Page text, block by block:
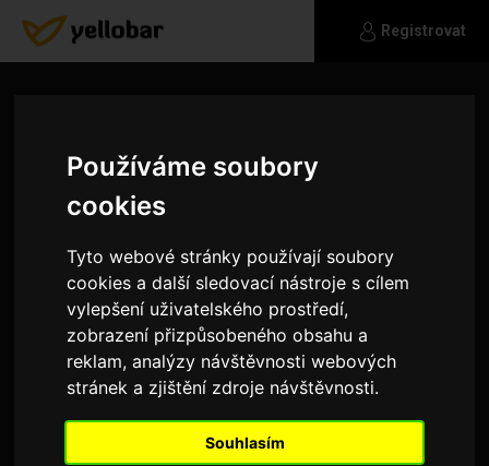
Používáme soubory
cookies
Tyto webové stránky používají soubory
cookies a další sledovací nástroje s cílem
vylepšení uživatelského prostředí,
zobrazení přizpůsobeného obsahu a
reklam, analýzy návštěvnosti webových
stránek a zjištění zdroje návštěvnosti.
Souhlasím
Registrovat
Charlota
No asi musí každý poznat sám.Hledam partnera